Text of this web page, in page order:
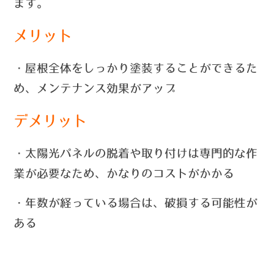
ます。
メリット
・屋根全体をしっかり塗装することができるた
め、メンテナンス効果がアップ
デメリット
・太陽光パネルの脱着や取り付けは専門的な作
業が必要なため、かなりのコストがかかる
・年数が経っている場合は、破損する可能性が
ある